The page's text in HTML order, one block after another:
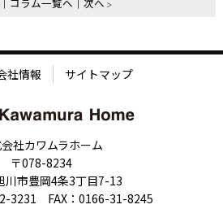
コラム一覧へ 次へ
社情報 サイトマップ
社カワムラホーム
〒078-8234
川市豊岡4条3丁目7-13
3231 FAX：0166-31-8245